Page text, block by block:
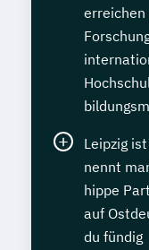
erreichen
Leipzig
nennt
hippe
auf
du fündig